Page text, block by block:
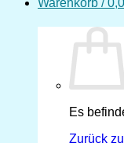
Warenkorb /
Es
Zurück